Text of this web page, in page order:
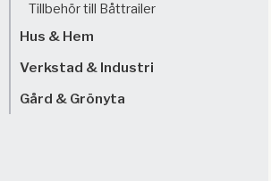
Tillbehör till Båttrailer
Hus & Hem
Verkstad & Industri
Gård & Grönyta